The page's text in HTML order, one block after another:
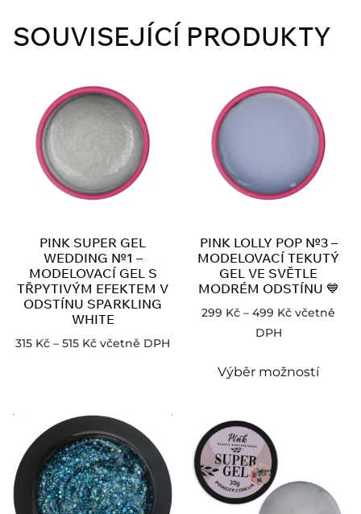
SOUVISEJÍCÍ PRODUKTY
PINK SUPER GEL
WEDDING №1 –
MODELOVACÍ GEL S
TŘPYTIVÝM EFEKTEM V
ODSTÍNU SPARKLING
WHITE
315 Kč – 515 Kč včetně DPH
PINK LOLLY POP №3 –
MODELOVACÍ TEKUTÝ
GEL VE SVĚTLE
MODRÉM ODSTÍNU 💙
299 Kč – 499 Kč včetně
DPH
Výběr možností